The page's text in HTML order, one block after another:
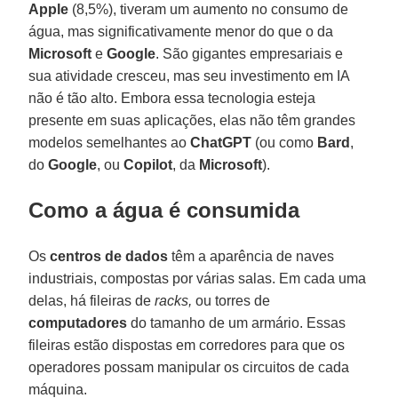
Apple (8,5%), tiveram um aumento no consumo de
água, mas significativamente menor do que o da
Microsoft eGoogle. São gigantes empresariais e
sua atividade cresceu, mas seu investimento em IA
não é tão alto. Embora essa tecnologia esteja
presente em suas aplicações, elas não têm grandes
modelos semelhantes aoChatGPT (ou como Bard ,
doGoogle, ouCopilot, da Microsoft).
Como a água é consumida
Oscentros de dados têm a aparência de naves
industriais, compostas por várias salas. Em cada uma
delas, há fileiras deracks, ou torres de
computadores do tamanho de um armário. Essas
fileiras estão dispostas em corredores para que os
operadores possam manipular os circuitos de cada
máquina.